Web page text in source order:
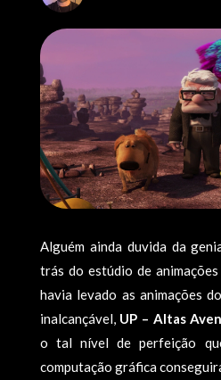
Alguém ainda duvida da
trás do estúdio de
havia levado as animações
inalcançável, UP – Altas
o tal nível de perfeição
computação gráfica